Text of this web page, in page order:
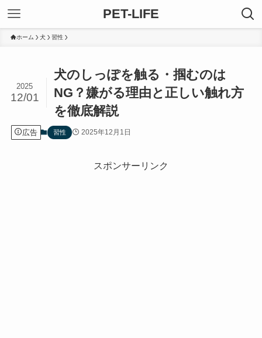
PET-LIFE
ホーム 犬 習性
犬のしっぽを触る・掴むのは
NG？嫌がる理由と正しい触れ方
を徹底解説
2025
12/01
広告 習性 2025年12月1日
スポンサーリンク